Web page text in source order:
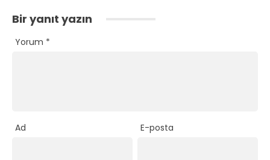
Bir yanıt yazın
Yorum *
Ad E-posta